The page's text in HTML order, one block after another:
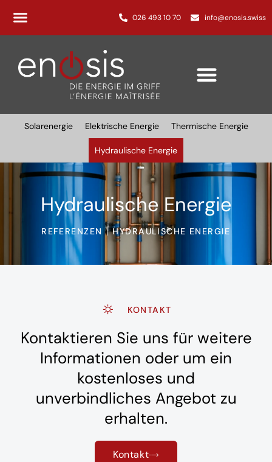
026 493 10 70 info@enosis.swiss
Solarenergie Elektrische Energie Thermische Energie
Hydraulische Energie
Hydraulische Energie
REFERENZEN HYDRAULISCHE ENERGIE
KONTAKT
Kontaktieren Sie uns für weitere
Informationen oder um ein
kostenloses und
unverbindliches Angebot zu
erhalten.
Kontakt